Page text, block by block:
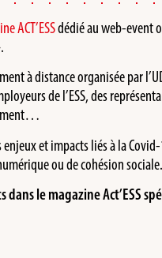
ACT’ESSdédié au web-event
à distance organisée par
de l’ESS, des
enjeux et impacts liés à la
ou de cohésion sociale.
dans le magazine Act’ESS